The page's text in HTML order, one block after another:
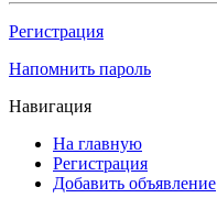
Регистрация
Напомнить пароль
Навигация
На главную
Регистрация
Добавить объявление